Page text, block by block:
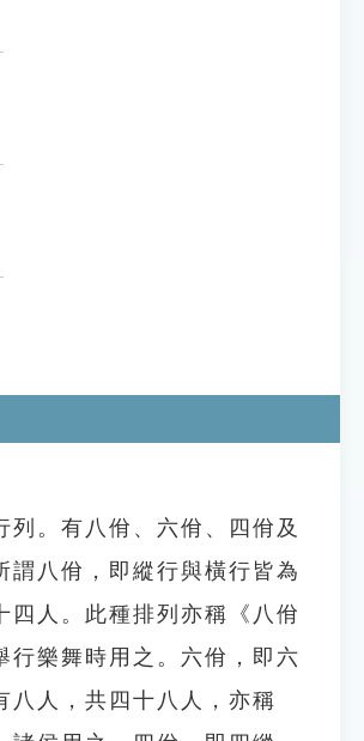
列。有八佾、六佾、四佾及
謂八佾，即縱行與橫行皆為
四人。此種排列亦稱《八佾
行樂舞時用之。六佾，即六
八人，共四十八人，亦稱